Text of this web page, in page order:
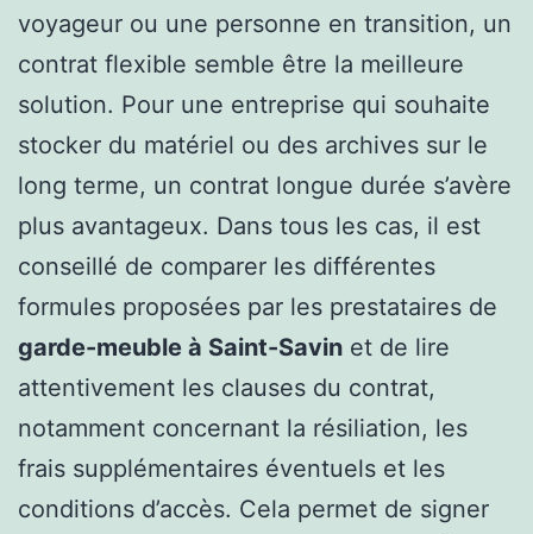
voyageur ou une personne en transition, un
contrat flexible semble être la meilleure
solution. Pour une entreprise qui souhaite
stocker du matériel ou des archives sur le
long terme, un contrat longue durée s’avère
plus avantageux. Dans tous les cas, il est
conseillé de comparer les différentes
formules proposées par les prestataires de
garde-meuble à Saint-Savin et de lire
attentivement les clauses du contrat,
notamment concernant la résiliation, les
frais supplémentaires éventuels et les
conditions d’accès. Cela permet de signer